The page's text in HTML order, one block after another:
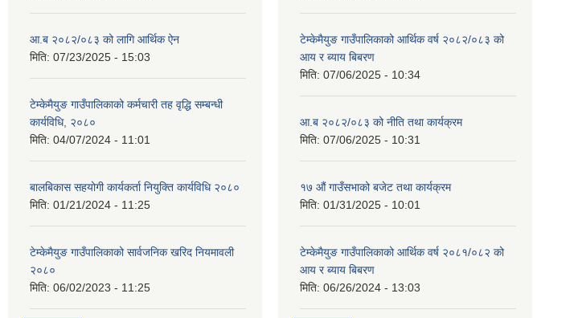
आ.ब २०८२/०८३ को लागि आर्थिक ऐन
मिति: 07/23/2025 - 15:03
टेम्केमैयुङ गाउँपालिकाको कर्मचारी तह वृद्धि सम्बन्धी
कार्यविधि, २०८०
मिति: 04/07/2024 - 11:01
बालबिकास सहयोगी कार्यकर्ता नियुक्ति कार्यविधि २०८०
मिति: 01/21/2024 - 11:25
टेम्केमैयुङ गाउँपालिकाको सार्वजनिक खरिद नियमावली
२०८०
मिति: 06/02/2023 - 11:25
टेम्केमैयुङ गाउँपालिकाको आर्थिक वर्ष २०८२/०८३ को
आय र ब्याय बिबरण
मिति: 07/06/2025 - 10:34
आ.ब २०८२/०८३ को नीति तथा कार्यक्रम
मिति: 07/06/2025 - 10:31
१७ औं गाउँसभाको बजेट तथा कार्यक्रम
मिति: 01/31/2025 - 10:01
टेम्केमैयुङ गाउँपालिकाको आर्थिक वर्ष २०८१/०८२ को
आय र ब्याय बिबरण
मिति: 06/26/2024 - 13:03